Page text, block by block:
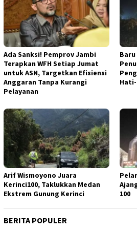
Ada Sanksi! Pemprov Jambi
Terapkan WFH Setiap Jumat
untuk ASN, Targetkan Efisiensi
Anggaran Tanpa Kurangi
Pelayanan
Arif Wismoyono Juara
Kerinci100, Taklukkan Medan
Ekstrem Gunung Kerinci
100
BERITA POPULER